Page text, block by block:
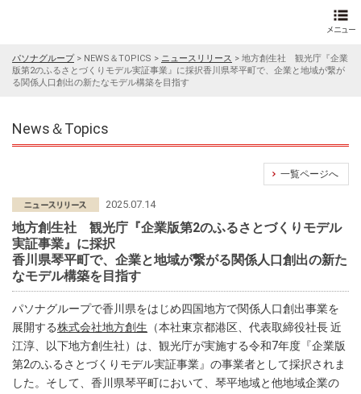
パソナグループ> NEWS＆TOPICS > ニュースリリース > 地方創生社 観光庁『企業
版第2のふるさとづくりモデル実証事業』に採択香川県琴平町で、企業と地域が繋が
る関係人口創出の新たなモデル構築を目指す
News＆Topics
一覧ページへ
2025.07.14
地方創生社 観光庁『企業版第2のふるさとづくりモデル
実証事業』に採択
香川県琴平町で、企業と地域が繋がる関係人口創出の新た
なモデル構築を目指す
パソナグループで香川県をはじめ四国地方で関係人口創出事業を
展開する株式会社地方創生 （本社東京都港区、代表取締役社長 近
江淳、以下地方創生社）は、観光庁が実施する令和7年度『企業版
第2のふるさとづくりモデル実証事業』の事業者として採択されま
した。そして、香川県琴平町において、琴平地域と他地域企業の